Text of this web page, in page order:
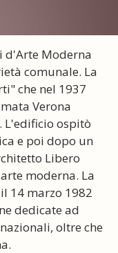
d'Arte Moderna
comunale. La
che nel 1937
Verona
L'edificio ospitò
e poi dopo un
Libero
moderna. La
14 marzo 1982
dedicate ad
oltre che